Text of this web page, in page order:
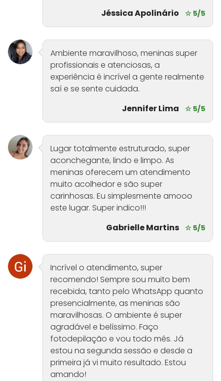
Jéssica Apolinário
☆ 5/5
Ambiente maravilhoso, meninas super
profissionais e atenciosas, a
experiência é incrível a gente realmente
saí e se sente cuidada.
Jennifer Lima
☆ 5/5
Lugar totalmente estruturado, super
aconchegante, lindo e limpo. As
meninas oferecem um atendimento
muito acolhedor e são super
carinhosas. Eu simplesmente amooo
este lugar. Super indico!!!
Gabrielle Martins ☆ 5/5
Incrível o atendimento, super
recomendo! Sempre sou muito bem
recebida, tanto pelo WhatsApp quanto
presencialmente, as meninas são
maravilhosas. O ambiente é super
agradável e belíssimo. Faço
fotodepilação e vou todo mês. Já
estou na segunda sessão e desde a
primeira já vi muito resultado. Estou
amando!